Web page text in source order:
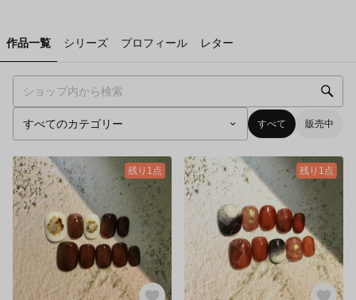
作品一覧 シリーズ プロフィール レター
すべて 販売中
残り1点 残り1点